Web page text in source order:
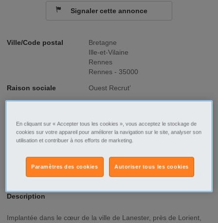
Ville/Code postal
Bretagne
Ille-et-Vilaine
Rennes
Rennes - 35000
Raison sociale Ouest Recrut’
Fonction Industrie - Production
Type d'emploi Temps plein
Description
Implantée dans le cœur de la ville de Lanester, près de Lorient,
Signaler cette annonce
En cliquant sur « Accepter tous les cookies », vous acceptez le stockage de
cookies sur votre appareil pour améliorer la navigation sur le site, analyser son
utilisation et contribuer à nos efforts de marketing.
Autoriser tous les cookies
Paramètres des cookies